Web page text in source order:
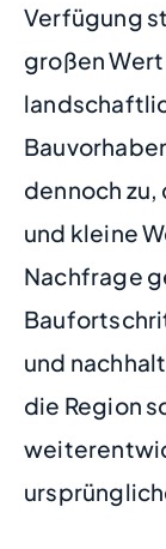
Verfügung
großen
dennoch
und kleine
Nachfrage
und
die Region